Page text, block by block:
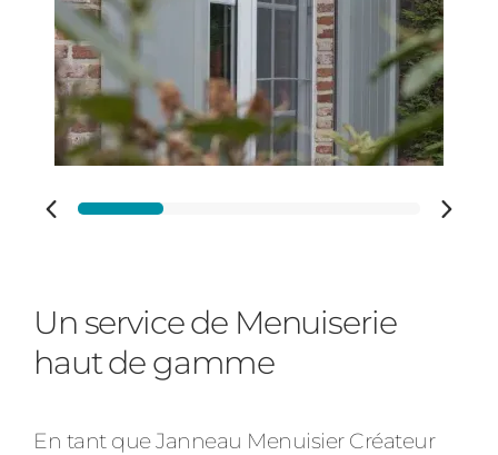
Adresse des travaux
Code Postal des travaux
Un service de Menuiserie
haut de gamme
En tant que Janneau Menuisier Créateur